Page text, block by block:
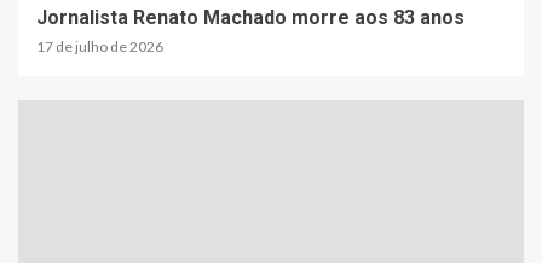
Jornalista Renato Machado morre aos 83 anos
17 de julho de 2026